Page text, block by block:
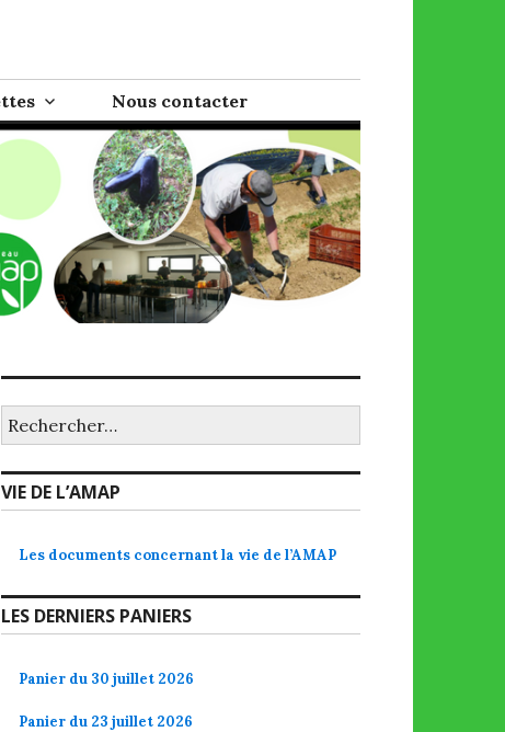
Nous contacter
VIE DE L’AMAP
Les documents concernant la vie de l’AMAP
LES DERNIERS PANIERS
Panier du 30 juillet 2026
Panier du 23 juillet 2026